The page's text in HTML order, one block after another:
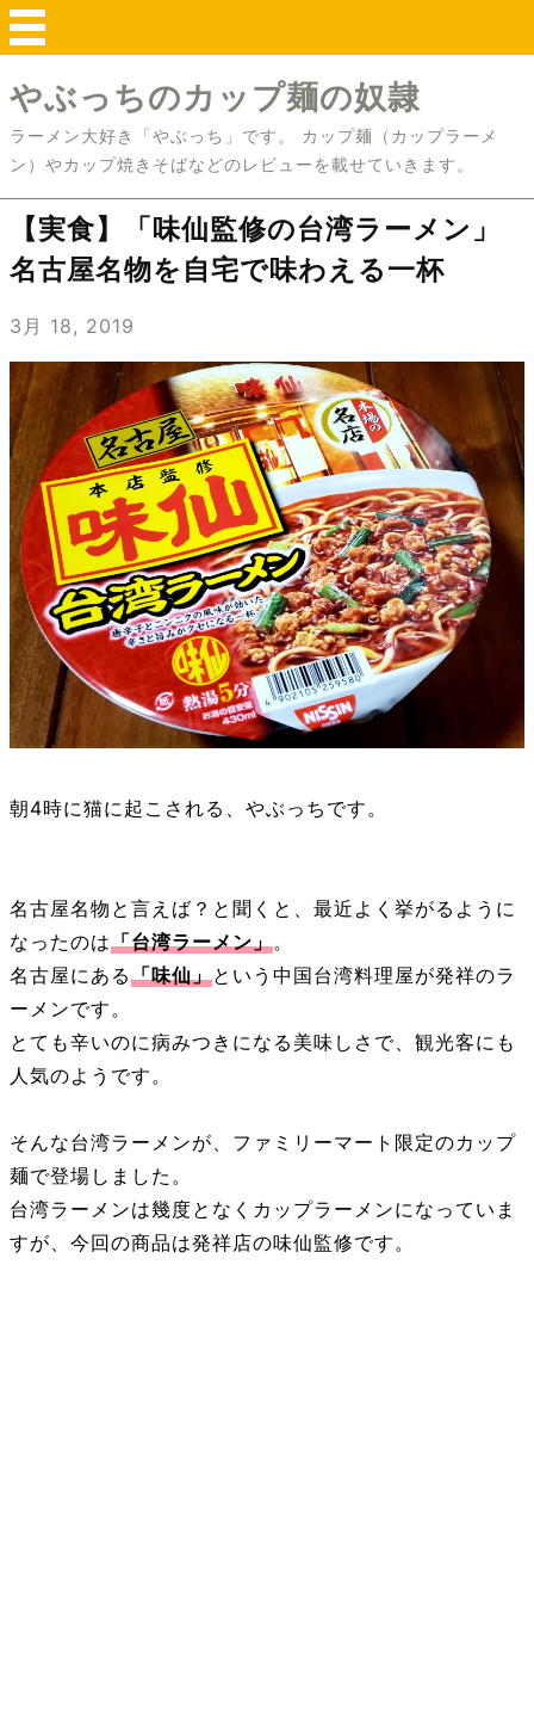
やぶっちのカップ麺の奴隷
ラーメン大好き「やぶっち」です。 カップ麺（カップラーメ
ン）やカップ焼きそばなどのレビューを載せていきます。
【実食】「味仙監修の台湾ラーメン」
名古屋名物を自宅で味わえる一杯
3月 18, 2019
朝4時に猫に起こされる、やぶっちです。
名古屋名物と言えば？と聞くと、最近よく挙がるように
なったのは「台湾ラーメン」。
名古屋にある「味仙」という中国台湾料理屋が発祥のラ
ーメンです。
とても辛いのに病みつきになる美味しさで、観光客にも
人気のようです。
そんな台湾ラーメンが、ファミリーマート限定のカップ
麺で登場しました。
台湾ラーメンは幾度となくカップラーメンになっていま
すが、今回の商品は発祥店の味仙監修です。